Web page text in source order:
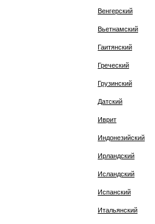
Венгерский
Вьетнамский
Гаитянский
Греческий
Грузинский
Датский
Иврит
Индонезийский
Ирландский
Исландский
Испанский
Итальянский